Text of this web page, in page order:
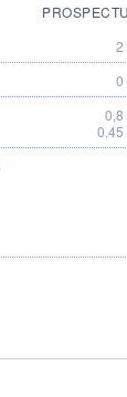
2
0
0,8
0,45